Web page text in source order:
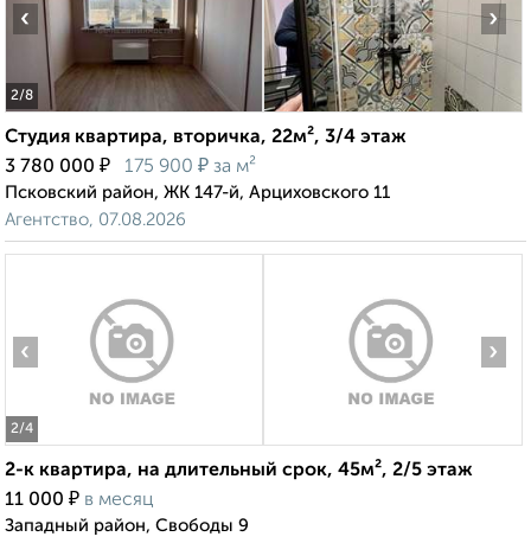
2/8
‹ ›
Студия квартира, вторичка, 22м², 3/4 этаж
3 780 000 ₽ 175 900 ₽ за м²
Псковский район, ЖК 147-й, Арциховского 11
Агентство, 07.08.2026
2/4
‹ ›
2-к квартира, на длительный срок, 45м², 2/5 этаж
11 000 ₽ в месяц
Западный район, Свободы 9